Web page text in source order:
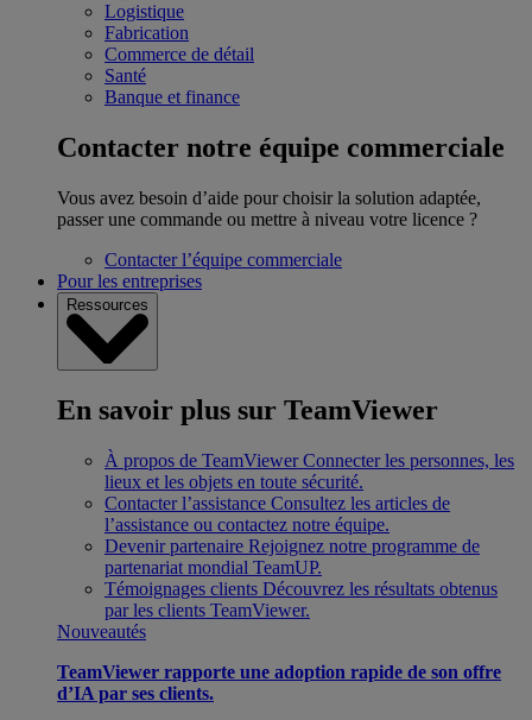
Logistique
Fabrication
Commerce de détail
Santé
Banque et finance
Contacter notre équipe commerciale
Vous avez besoin d’aide pour choisir la solution adaptée,
passer une commande ou mettre à niveau votre licence ?
Contacter l’équipe commerciale
Pour les entreprises
Ressources
En savoir plus sur TeamViewer
À propos de TeamViewer Connecter les personnes, les
lieux et les objets en toute sécurité.
Contacter l’assistance Consultez les articles de
l’assistance ou contactez notre équipe.
Devenir partenaire Rejoignez notre programme de
partenariat mondial TeamUP.
Témoignages clients Découvrez les résultats obtenus
par les clients TeamViewer.
Nouveautés
TeamViewer rapporte une adoption rapide de son offre
d’IA par ses clients.